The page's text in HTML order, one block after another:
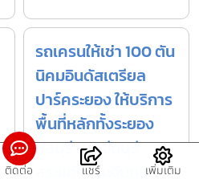
รถเครนให้เช่า 100 ตัน
นิคมอินดัสเตรียล
ปาร์คระยอง ให้บริการ
พื้นที่หลักทั้งระยอง
ชลบุรี ปราจีนบุรี
สระแก้ว และจันทบุรี
ติดต่อ แชร์ เพิ่มเติม